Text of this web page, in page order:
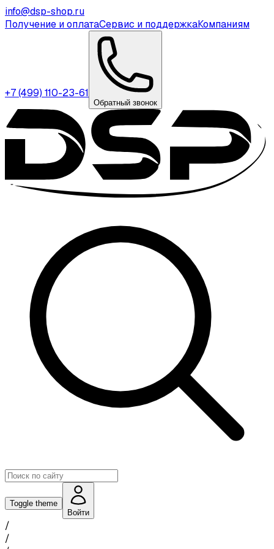
info@dsp-shop.ru
Получение и оплатаСервис и поддержкаКомпаниям
+7 (499) 110-23-61
Обратный звонок
Toggle theme
Войти
/
/